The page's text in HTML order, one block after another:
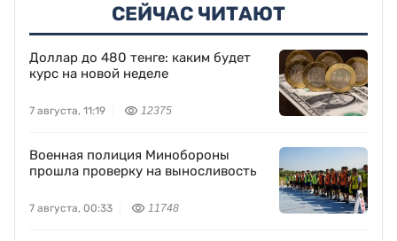
СЕЙЧАС ЧИТАЮТ
Доллар до 480 тенге: каким будет
курс на новой неделе
7 августа, 11:19 12375
Военная полиция Минобороны
прошла проверку на выносливость
7 августа, 00:33 11748